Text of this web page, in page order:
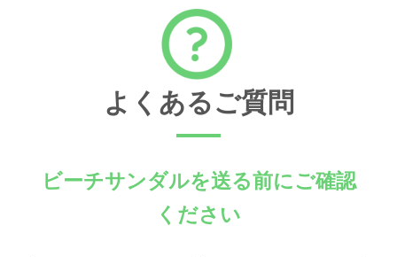
よくあるご質問
ビーチサンダルを送る前にご確認
ください